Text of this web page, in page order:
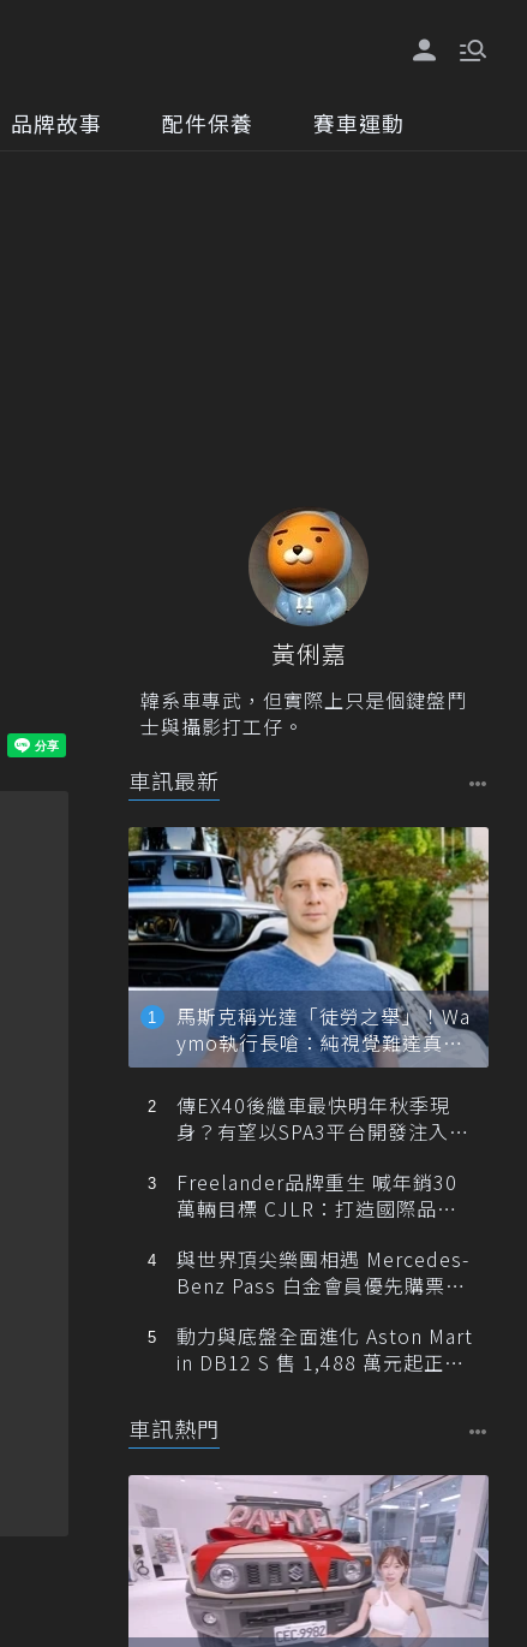
品牌故事 配件保養 賽車運動
黃俐嘉
韓系車專武，但實際上只是個鍵盤鬥
士與攝影打工仔。
車訊最新
馬斯克稱光達「徒勞之舉」！Wa
ymo執行長嗆：純視覺難達真正
自動駕駛
傳EX40後繼車最快明年秋季現
身？有望以SPA3平台開發注入80
Freelander品牌重生 喊年銷30
萬輛目標 CJLR：打造國際品牌
與世界頂尖樂團相遇 Mercedes-
Benz Pass 白金會員優先購票維
動力與底盤全面進化 Aston Mart
in DB12 S 售 1,488 萬元起正式
車訊熱門